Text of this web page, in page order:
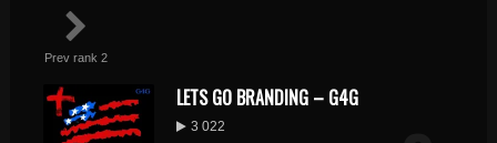
Prev rank 2
LETS GO BRANDING – G4G
3 022